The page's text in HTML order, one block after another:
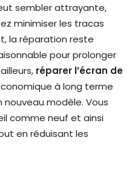
sembler attrayante,
minimiser les tracas
la réparation reste
pour prolonger
réparer l’écran de
à long terme
nouveau modèle. Vous
comme neuf et ainsi
en réduisant les